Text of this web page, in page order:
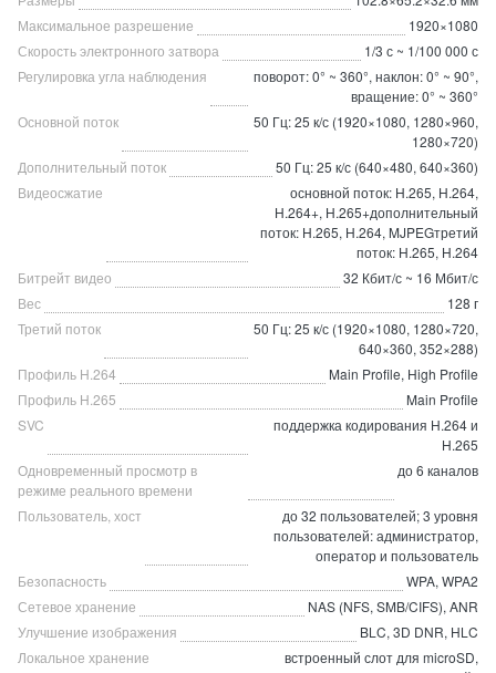
Максимальное разрешение
1920×1080
Скорость электронного затвора
1/3 с ~ 1/100 000 с
Регулировка угла наблюдения
поворот: 0° ~ 360°, наклон: 0° ~ 90°,
вращение: 0° ~ 360°
Основной поток
50 Гц: 25 к/с (1920×1080, 1280×960,
1280×720)
Дополнительный поток
50 Гц: 25 к/с (640×480, 640×360)
Видеосжатие
основной поток: H.265, H.264,
H.264+, H.265+дополнительный
поток: H.265, H.264, MJPEGтретий
поток: H.265, H.264
Битрейт видео
32 Кбит/с ~ 16 Мбит/с
Вес
128 г
Третий поток
50 Гц: 25 к/с (1920×1080, 1280×720,
640×360, 352×288)
Профиль H.264
Main Profile, High Profile
Профиль H.265
Main Profile
SVC
поддержка кодирования H.264 и
H.265
Одновременный просмотр в
режиме реального времени
до 6 каналов
Пользователь, хост
до 32 пользователей; 3 уровня
пользователей: администратор,
оператор и пользователь
Безопасность
WPA, WPA2
Сетевое хранение
NAS (NFS, SMB/CIFS), ANR
Улучшение изображения
BLC, 3D DNR, HLC
Локальное хранение
встроенный слот для microSD,